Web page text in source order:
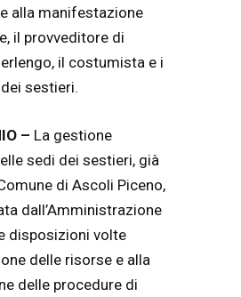
alla manifestazione
il provveditore di
il costumista e i
sestieri.
– La gestione
sedi dei sestieri, già
di Ascoli Piceno,
dall’Amministrazione
disposizioni volte
delle risorse e alla
delle procedure di